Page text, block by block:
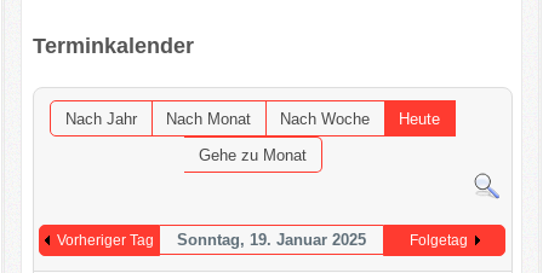
UNSER VEREIN
KONTAKT
Terminkalender
Nach Jahr Nach Monat Nach Woche
Heute
Gehe zu Monat
Vorheriger Tag Sonntag, 19. Januar 2025 Folgetag